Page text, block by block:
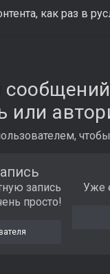
как раз в
или
запись
просто!
Уже